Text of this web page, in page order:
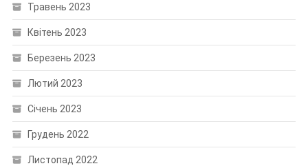
Травень 2023
Квітень 2023
Березень 2023
Лютий 2023
Січень 2023
Грудень 2022
Листопад 2022